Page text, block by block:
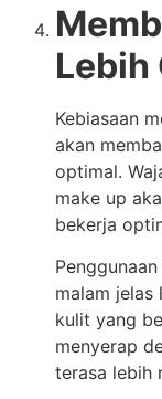
Lebih
Kebiasaan
akan
optimal.
make up
bekerja
malam
kulit yang
menyerap
terasa lebih